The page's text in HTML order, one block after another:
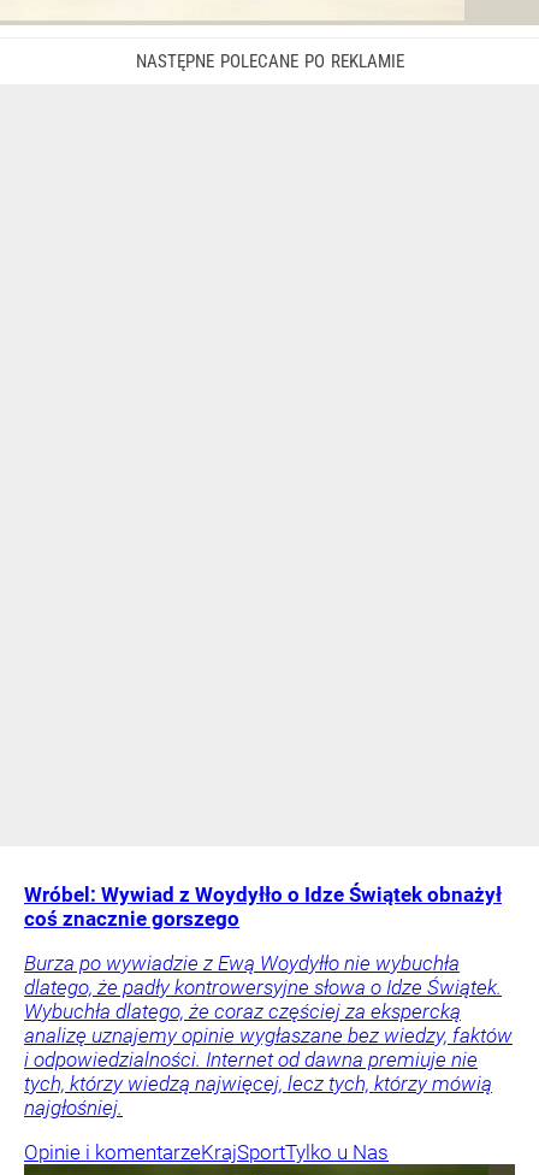
Wróbel: Wywiad z Woydyłło o Idze Świątek obnażył
coś znacznie gorszego
Burza po wywiadzie z Ewą Woydyłło nie wybuchła
dlatego, że padły kontrowersyjne słowa o Idze Świątek.
Wybuchła dlatego, że coraz częściej za ekspercką
analizę uznajemy opinie wygłaszane bez wiedzy, faktów
i odpowiedzialności. Internet od dawna premiuje nie
tych, którzy wiedzą najwięcej, lecz tych, którzy mówią
najgłośniej.
Opinie i komentarzeKrajSportTylko u Nas